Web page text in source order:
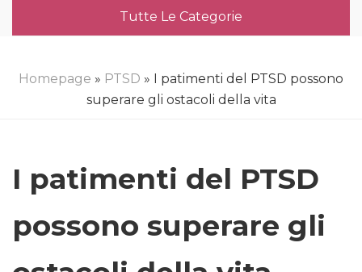
Tutte Le Categorie
Homepage » PTSD » I patimenti del PTSD possono
superare gli ostacoli della vita
I patimenti del PTSD
possono superare gli